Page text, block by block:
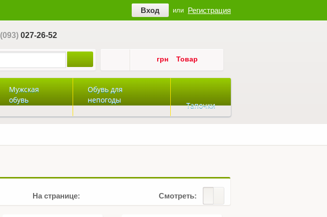
Вход или Регистрация
(093) 027-26-52
Товар
грн
Мужская
обувь
Обувь для
непогоды
Тапочки
Смотреть:
На странице: